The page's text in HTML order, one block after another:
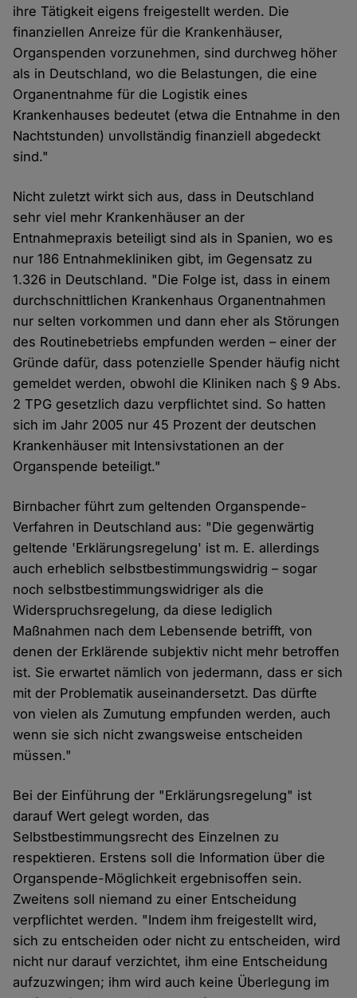
ihre Tätigkeit eigens freigestellt werden. Die
finanziellen Anreize für die Krankenhäuser,
Organspenden vorzunehmen, sind durchweg höher
als in Deutschland, wo die Belastungen, die eine
Organentnahme für die Logistik eines
Krankenhauses bedeutet (etwa die Entnahme in den
Nachtstunden) unvollständig finanziell abgedeckt
sind."
Nicht zuletzt wirkt sich aus, dass in Deutschland
sehr viel mehr Krankenhäuser an der
Entnahmepraxis beteiligt sind als in Spanien, wo es
nur 186 Entnahmekliniken gibt, im Gegensatz zu
1.326 in Deutschland. "Die Folge ist, dass in einem
durchschnittlichen Krankenhaus Organentnahmen
nur selten vorkommen und dann eher als Störungen
des Routinebetriebs empfunden werden – einer der
Gründe dafür, dass potenzielle Spender häufig nicht
gemeldet werden, obwohl die Kliniken nach § 9 Abs.
2 TPG gesetzlich dazu verpflichtet sind. So hatten
sich im Jahr 2005 nur 45 Prozent der deutschen
Krankenhäuser mit Intensivstationen an der
Organspende beteiligt."
Birnbacher führt zum geltenden Organspende-
Verfahren in Deutschland aus: "Die gegenwärtig
geltende 'Erklärungsregelung' ist m. E. allerdings
auch erheblich selbstbestimmungswidrig – sogar
noch selbstbestimmungswidriger als die
Widerspruchsregelung, da diese lediglich
Maßnahmen nach dem Lebensende betrifft, von
denen der Erklärende subjektiv nicht mehr betroffen
ist. Sie erwartet nämlich von jedermann, dass er sich
mit der Problematik auseinandersetzt. Das dürfte
von vielen als Zumutung empfunden werden, auch
wenn sie sich nicht zwangsweise entscheiden
müssen."
Bei der Einführung der "Erklärungsregelung" ist
darauf Wert gelegt worden, das
Selbstbestimmungsrecht des Einzelnen zu
respektieren. Erstens soll die Information über die
Organspende-Möglichkeit ergebnisoffen sein.
Zweitens soll niemand zu einer Entscheidung
verpflichtet werden. "Indem ihm freigestellt wird,
sich zu entscheiden oder nicht zu entscheiden, wird
nicht nur darauf verzichtet, ihm eine Entscheidung
aufzuzwingen; ihm wird auch keine Überlegung im